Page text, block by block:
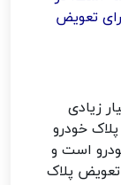
تعویض
زیادی
خودرو
است و
تعویض پلاک